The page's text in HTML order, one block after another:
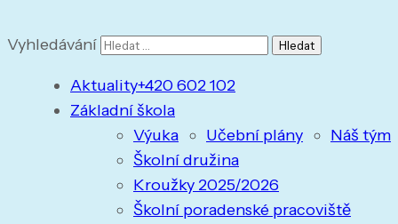
Vyhledávání
Aktuality
Základní škola
Výuka
Učební plány
Náš tým
Školní družina
Kroužky 2025/2026
Školní poradenské pracoviště
+420 602 102